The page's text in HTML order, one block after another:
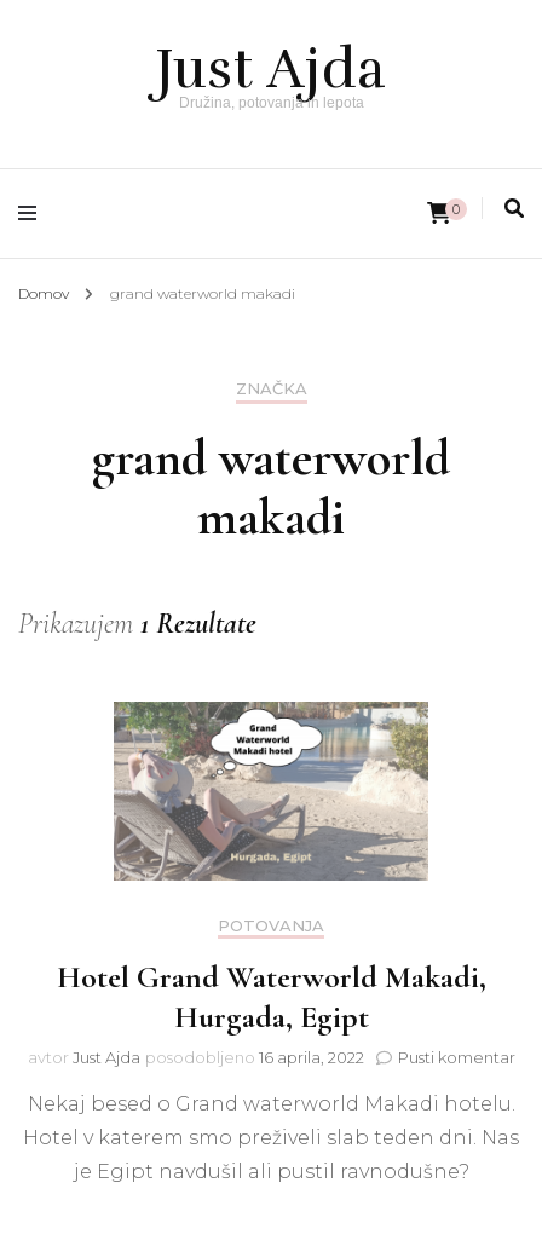
Just Ajda
Družina, potovanja in lepota
0
Domov grand waterworld makadi
ZNAČKA
grand waterworld
makadi
Prikazujem 1 Rezultate
POTOVANJA
Hotel Grand Waterworld Makadi,
Hurgada, Egipt
avtor Just Ajda posodobljeno 16 aprila, 2022 Pusti komentarna
Nekaj besed o Grand waterworld Makadi hotelu.
Hotel v katerem smo preživeli slab teden dni. Nas
je Egipt navdušil ali pustil ravnodušne?